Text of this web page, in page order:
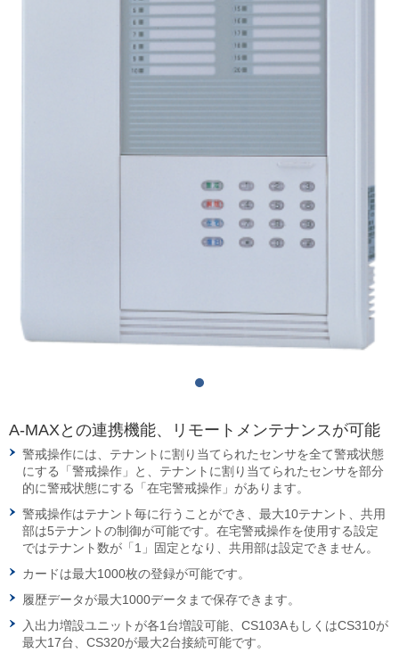
A-MAXとの連携機能、リモートメンテナンスが可能
警戒操作には、テナントに割り当てられたセンサを全て警戒状態
にする「警戒操作」と、テナントに割り当てられたセンサを部分
的に警戒状態にする「在宅警戒操作」があります。
警戒操作はテナント毎に行うことができ、最大10テナント、共用
部は5テナントの制御が可能です。在宅警戒操作を使用する設定
ではテナント数が「1」固定となり、共用部は設定できません。
カードは最大1000枚の登録が可能です。
履歴データが最大1000データまで保存できます。
入出力増設ユニットが各1台増設可能、CS103AもしくはCS310が
最大17台、CS320が最大2台接続可能です。